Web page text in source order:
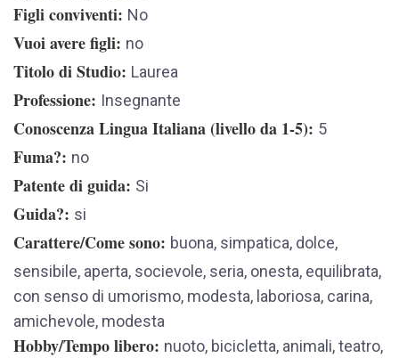
Figli conviventi No
Vuoi avere figli no
Titolo di Studio Laurea
Professione Insegnante
Conoscenza Lingua Italiana (livello da 1-5) 5
Fuma? no
Patente di guida Si
Guida? si
Carattere/Come sono
buona, simpatica, dolce,
sensibile, aperta, socievole, seria, onesta, equilibrata,
con senso di umorismo, modesta, laboriosa, carina,
amichevole, modesta
Hobby/Tempo libero nuoto, bicicletta, animali, teatro,